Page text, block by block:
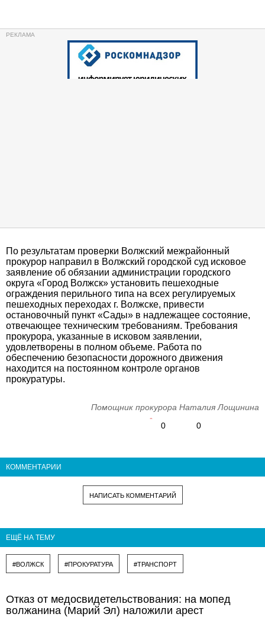
По результатам проверки Волжский межрайонный
прокурор направил в Волжский городской суд исковое
заявление об обязании администрации городского
округа «Город Волжск» установить пешеходные
ограждения перильного типа на всех регулируемых
пешеходных переходах г. Волжске, привести
остановочный пункт «Сады» в надлежащее состояние,
отвечающее техническим требованиям. Требования
прокурора, указанные в исковом заявлении,
удовлетворены в полном объеме. Работа по
обеспечению безопасности дорожного движения
находится на постоянном контроле органов
прокуратуры.
Помощник прокурора Наталия Лощинина
0
0
КОММЕНТАРИИ
НАПИСАТЬ КОММЕНТАРИЙ
ЕЩЁ НА ТЕМУ
#ВОЛЖСК #ПРОКУРАТУРА #ТРАНСПОРТ
Отказ от медосвидетельствования: на мопед
волжанина (Марий Эл) наложили арест